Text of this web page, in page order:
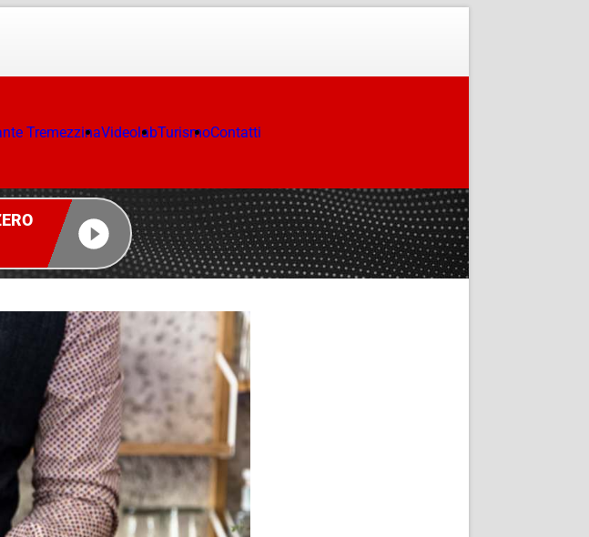
TremezzinaVideolabTurismoContatti